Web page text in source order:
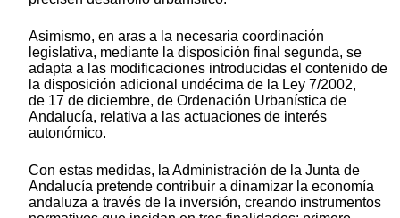
Asimismo, en aras a la necesaria coordinación
legislativa, mediante la disposición final segunda, se
adapta a las modificaciones introducidas el contenido de
la disposición adicional undécima de la Ley 7/2002,
de 17 de diciembre, de Ordenación Urbanística de
Andalucía, relativa a las actuaciones de interés
autonómico.
Con estas medidas, la Administración de la Junta de
Andalucía pretende contribuir a dinamizar la economía
andaluza a través de la inversión, creando instrumentos